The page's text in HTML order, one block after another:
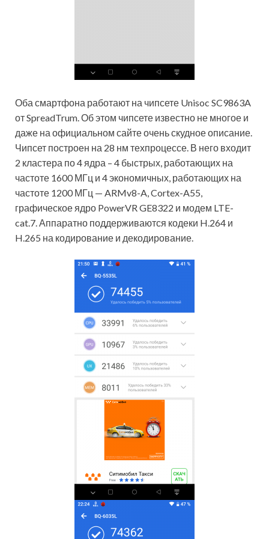
Оба смартфона работают на чипсете Unisoc SC9863A
от SpreadTrum. Об этом чипсете известно не многое и
даже на официальном сайте очень скудное описание.
Чипсет построен на 28 нм техпроцессе. В него входит
2 кластера по 4 ядра – 4 быстрых, работающих на
частоте 1600 МГц и 4 экономичных, работающих на
частоте 1200 МГц — ARMv8-A, Cortex-A55,
графическое ядро PowerVR GE8322 и модем LTE-
cat.7. Аппаратно поддерживаются кодеки H.264 и
H.265 на кодирование и декодирование.